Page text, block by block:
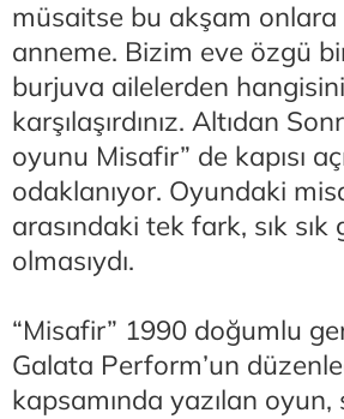
müsaitse bu akşam onlara
anneme. Bizim eve özgü
burjuva ailelerden
karşılaşırdınız. Altıdan
oyunu Misafir” de kapısı
odaklanıyor. Oyundaki
arasındaki tek fark, sık
olmasıydı.
“Misafir” 1990 doğumlu
Galata Perform’un
kapsamında yazılan